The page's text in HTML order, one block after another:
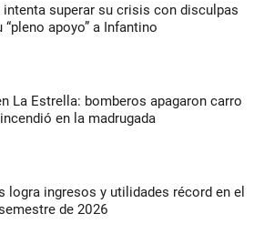
intenta superar su crisis con disculpas
“pleno apoyo” a Infantino
La Estrella: bomberos apagaron carro
en la madrugada
logra ingresos y utilidades récord en el
de 2026